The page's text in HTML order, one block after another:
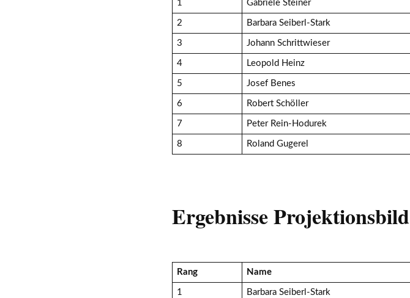
1 Gabriele Steiner
2 Barbara Seiberl-Stark
3 Johann Schrittwieser
4 Leopold Heinz
5 Josef Benes
6 Robert Schöller
7 Peter Rein-Hodurek
8 Roland Gugerel
Ergebnisse Projektionsbild
Rang Name
1 Barbara Seiberl-Stark